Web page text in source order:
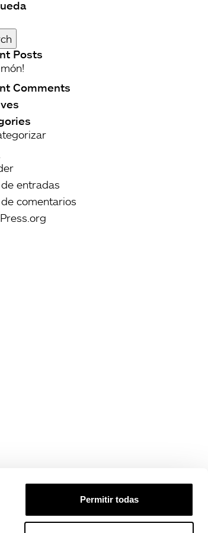
Permitir todas
Posts
Comments
entradas
comentarios